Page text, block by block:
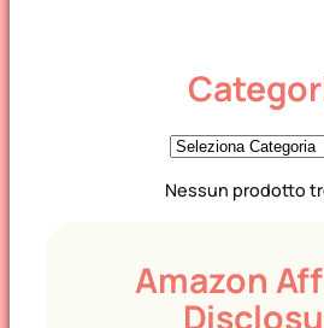
C
t
o
Nessun prodotto
Amazon